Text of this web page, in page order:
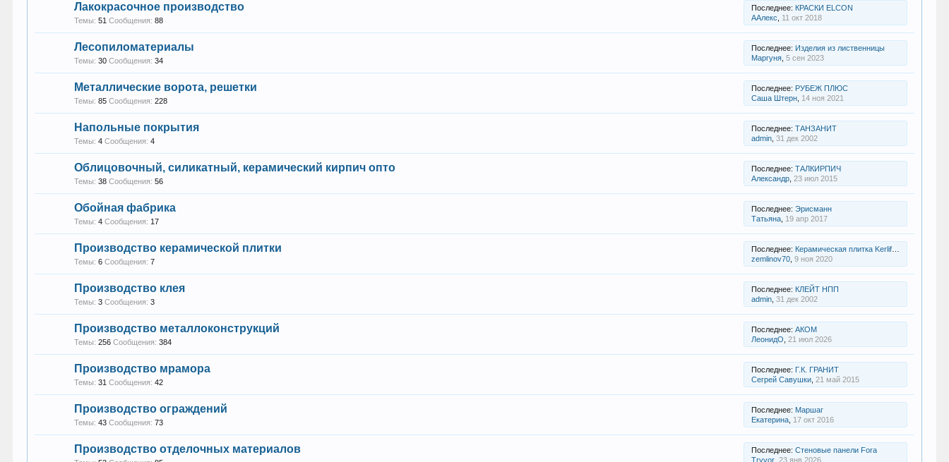
Лакокрасочное производство
Темы: 51 Сообщения: 88
Последнее: КРАСКИ ELCON
ААлекс
11 окт 2018
Лесопиломатериалы
Темы: 30 Сообщения: 34
Последнее: Изделия из лиственницы
Маргуня, 5 сен 2023
Металлические ворота, решетки
Темы: 85 Сообщения: 228
Последнее: РУБЕЖ ПЛЮС
Саша Штерн, 14 ноя 2021
Напольные покрытия
Темы: 4 Сообщения: 4
Последнее: ТАНЗАНИТ
admin, 31 дек 2002
Облицовочный, силикатный, керамический кирпич опто
Темы: 38 Сообщения: 56
Последнее: ТАЛКИРПИЧ
Александр, 23 июл 2015
Обойная фабрика
Темы: 4 Сообщения: 17
Последнее: Эрисманн
Татьяна, 19 апр 2017
Производство керамической плитки
Темы: 6 Сообщения: 7
Последнее: Керамическая плитка Kerlife отзывы
zemlinov70, 9 ноя 2020
Производство клея
Темы: 3 Сообщения: 3
Последнее: КЛЕЙТ НПП
admin, 31 дек 2002
Производство металлоконструкций
Темы: 256 Сообщения: 384
Последнее: АКОМ
ЛеонидО 21 июл 2026
Производство мрамора
Темы: 31 Сообщения: 42
Последнее: Г.К. ГРАНИТ
Сегрей Савушки, 21 май 2015
Производство ограждений
Темы: 43 Сообщения: 73
Последнее: Маршаг
Екатерина, 17 окт 2016
Производство отделочных материалов Последнее: Стеновые панели Fora
Tryvor, 23 янв 2026